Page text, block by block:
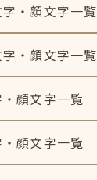
・顔文字一覧
・顔文字一覧
顔文字一覧
顔文字一覧